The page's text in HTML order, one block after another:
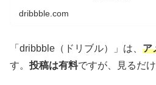
dribbble.com
「dribbble（ドリブル）」は、 ア
す。 投稿は有料ですが、見るだ